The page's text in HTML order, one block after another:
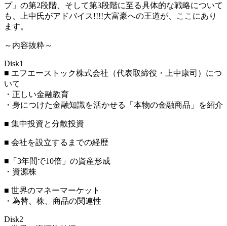
プ」の第2段階、そして第3段階に至る具体的な戦略について
も、上中氏がアドバイス!!!!大富豪への王道が、ここにあり
ます。
～内容抜粋～
Disk1
■ エフエーストック株式会社（代表取締役・上中康司）につ
いて
・正しい金融教育
・身につけた金融知識を活かせる「本物の金融商品」を紹介
■ 集中投資と分散投資
■ 会社を設立するまでの経歴
■「3年間で10倍」の資産形成
・資源株
■ 世界のマネーマーケット
・為替、株、商品の関連性
Disk2